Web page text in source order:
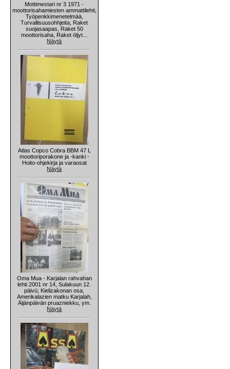
Mottimestari nr 3 1971 -
moottorisahamiesten ammattilehti,
Työpenkkimenetelmää,
Turvallisuusohhjeita, Raket
suojasaapas, Raket 50
moottorisaha, Raket öljyt...
Näytä
Atlas Copco Cobra BBM 47 L
moottoriporakone ja -kanki -
Hoito-ohjekirja ja varaosat
Näytä
Oma Mua - Karjalan rahvahan
lehti 2001 nr 14, Sulakuun 12.
päivü; Kielizakonan osa,
Amerikalazien matku Karjalah,
Äijänpäivän pruazniekku, ym.
Näytä